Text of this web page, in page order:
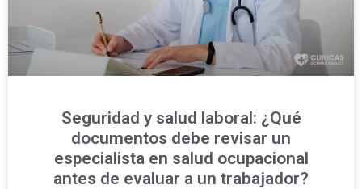
Seguridad y salud laboral: ¿Qué
documentos debe revisar un
especialista en salud ocupacional
antes de evaluar a un trabajador?